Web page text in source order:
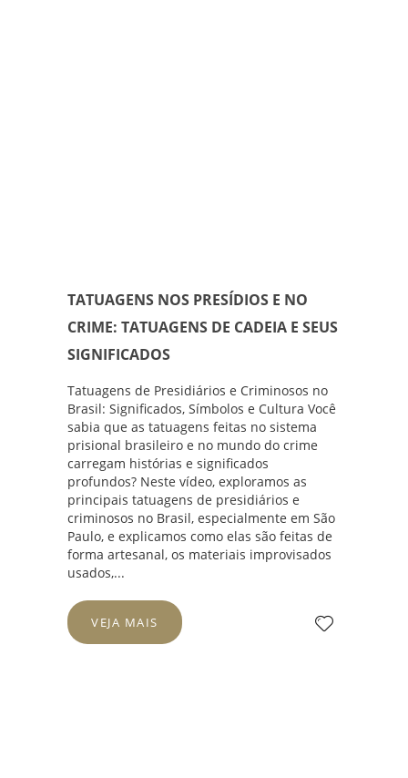
TATUAGENS NOS PRESÍDIOS E NO
CRIME: TATUAGENS DE CADEIA E SEUS
SIGNIFICADOS
Tatuagens de Presidiários e Criminosos no
Brasil: Significados, Símbolos e Cultura Você
sabia que as tatuagens feitas no sistema
prisional brasileiro e no mundo do crime
carregam histórias e significados
profundos? Neste vídeo, exploramos as
principais tatuagens de presidiários e
criminosos no Brasil, especialmente em São
Paulo, e explicamos como elas são feitas de
forma artesanal, os materiais improvisados
usados,...
VEJA MAIS